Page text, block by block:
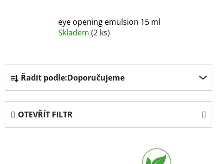
eye opening emulsion 15 ml
Skladem (2 ks)
Ř
a
z
n
í
Řadit podle:Doporučujeme
OTEVŘÍT FILTR